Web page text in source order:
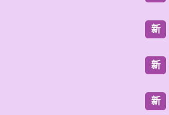
新
新
新